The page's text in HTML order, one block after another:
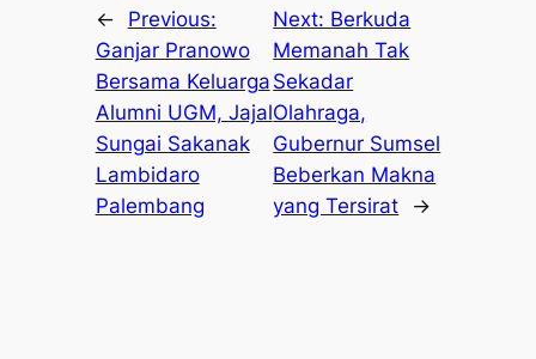
←
Previous:
Ganjar Pranowo
Bersama Keluarga
Alumni UGM, Jajal
Sungai Sakanak
Lambidaro
Palembang
Next: Berkuda
Memanah Tak
Sekadar
Olahraga,
Gubernur Sumsel
Beberkan Makna
yang Tersirat
→